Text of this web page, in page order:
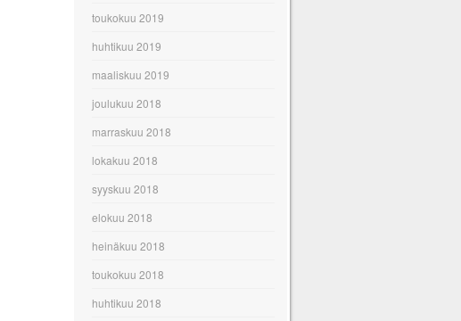
toukokuu 2019
huhtikuu 2019
maaliskuu 2019
joulukuu 2018
marraskuu 2018
lokakuu 2018
syyskuu 2018
elokuu 2018
heinäkuu 2018
toukokuu 2018
huhtikuu 2018